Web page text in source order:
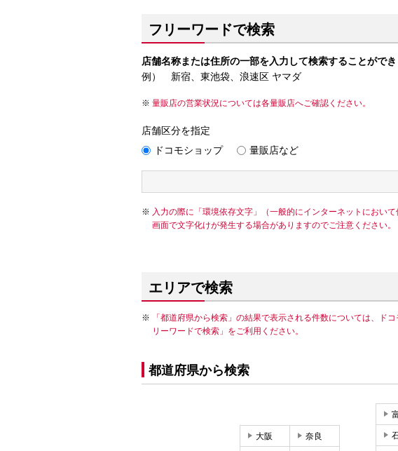
フリーワードで検索
店舗名称または住所の一部を入力して検索することができ
例） 新宿、東池袋、浪速区 ヤマダ
量販店の営業状況については各量販店へご確認ください。
店舗区分を指定
ドコモショップ
量販店など
入力の際に「環境依存文字」（一般的にインターネットにおい
画面で文字化けが発生する場合がありますのでご注意ください。
エリアで検索
「都道府県から検索」の結果で表示される件数については、ド
リーワードで検索」をご利用ください。
都道府県から検索
大阪 奈良